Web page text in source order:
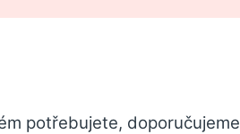
potřebujete, doporučujeme